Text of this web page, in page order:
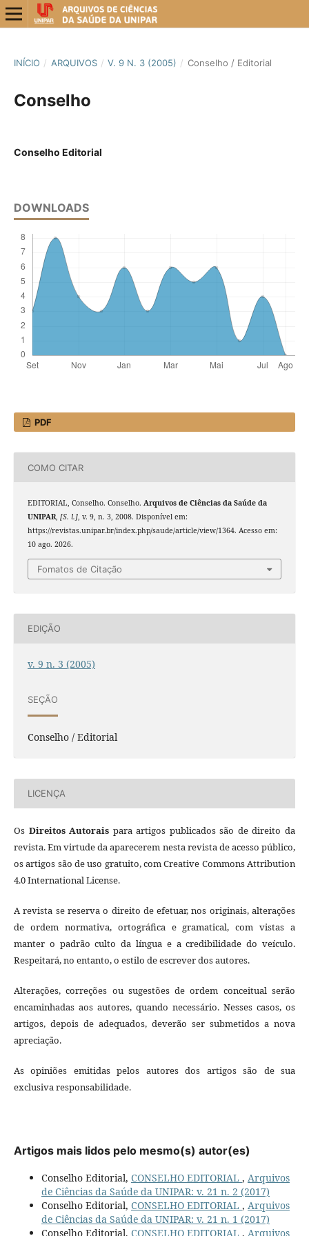
INÍCIO / ARQUIVOS / V. 9 N. 3 (2005) / Conselho / Editorial
Conselho
Conselho Editorial
DOWNLOADS
PDF
COMO CITAR
EDITORIAL, Conselho. Conselho. Arquivos de Ciências da Saúde da
UNIPAR, [S. l.], v. 9, n. 3, 2008. Disponível em:
https://revistas.unipar.br/index.php/saude/article/view/1364. Acesso em:
10 ago. 2026.
Fomatos de Citação
EDIÇÃO
v. 9 n. 3 (2005)
SEÇÃO
Conselho / Editorial
LICENÇA
Os Direitos Autorais para artigos publicados são de direito da
revista. Em virtude da aparecerem nesta revista de acesso público,
os artigos são de uso gratuito, com Creative Commons Attribution
4.0 International License.
A revista se reserva o direito de efetuar, nos originais, alterações
de ordem normativa, ortográfica e gramatical, com vistas a
manter o padrão culto da língua e a credibilidade do veículo.
Respeitará, no entanto, o estilo de escrever dos autores.
Alterações, correções ou sugestões de ordem conceitual serão
encaminhadas aos autores, quando necessário. Nesses casos, os
artigos, depois de adequados, deverão ser submetidos a nova
apreciação.
As opiniões emitidas pelos autores dos artigos são de sua
exclusiva responsabilidade.
Artigos mais lidos pelo mesmo(s) autor(es)
Conselho Editorial, CONSELHO EDITORIAL , Arquivos
de Ciências da Saúde da UNIPAR: v. 21 n. 2 (2017)
Conselho Editorial, CONSELHO EDITORIAL , Arquivos
de Ciências da Saúde da UNIPAR: v. 21 n. 1 (2017)
Conselho Editorial, CONSELHO EDITORIAL , Arquivos